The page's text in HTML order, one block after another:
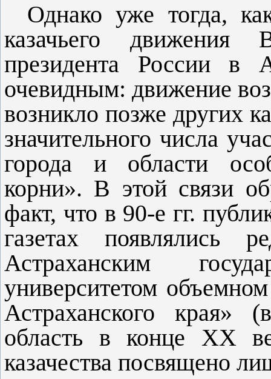
Однако уже тогда,
казачьего движения
президента России в
очевидным: движение
возникло позже других
значительного числа
города и области
корни». В этой связи
факт, что в 90-е гг.
газетах
Астраханским
университетом
Астраханского края»
область в конце XX
казачества посвящено